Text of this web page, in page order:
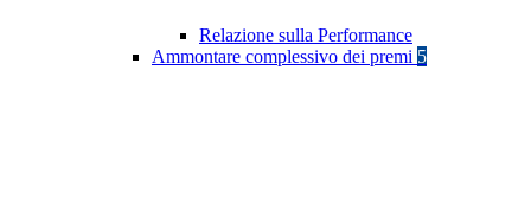
Relazione sulla Performance
Ammontare complessivo dei premi 5